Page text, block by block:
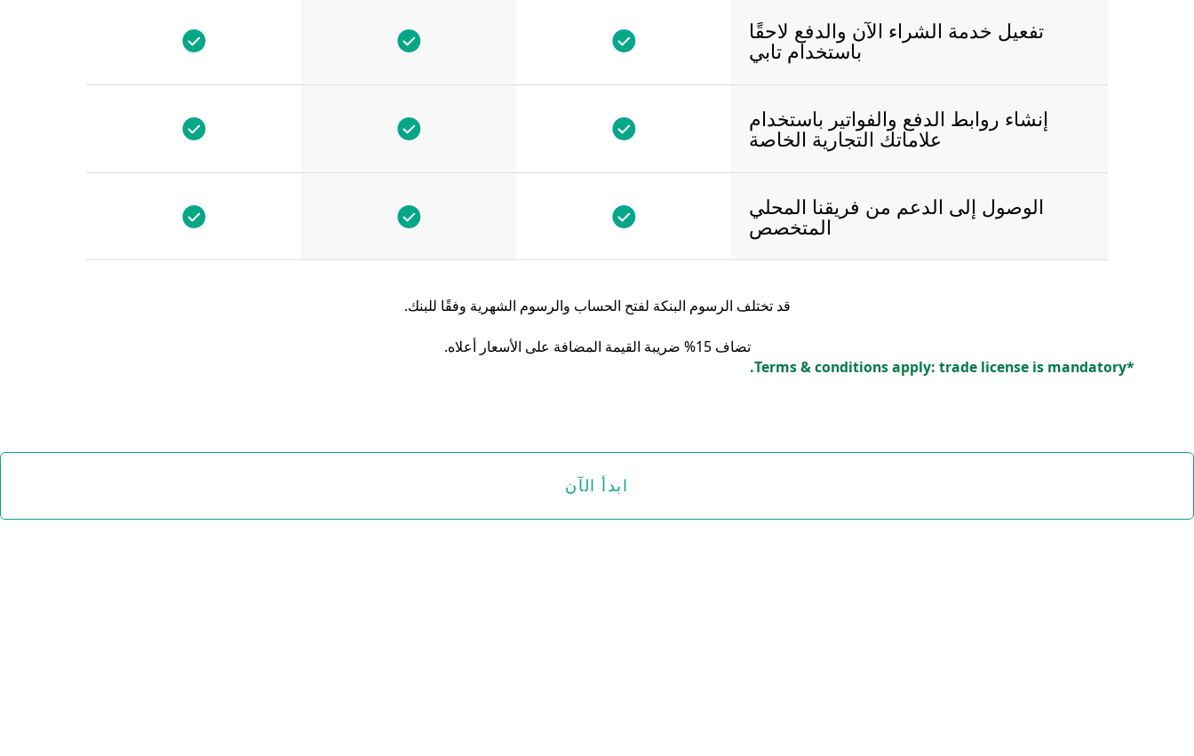
تفعيل خدمة الشراء الآن والدفع لاحقًا
باستخدام تابي
إنشاء روابط الدفع والفواتير باستخدام
علاماتك التجارية الخاصة
الوصول إلى الدعم من فريقنا المحلي
المتخصص
قد تختلف الرسوم البنكة لفتح الحساب والرسوم الشهرية وفقًا للبنك.
تضاف 15% ضريبة القيمة المضافة على الأسعار أعلاه.
*Terms & conditions apply: trade license is mandatory.
ابدأ الآن